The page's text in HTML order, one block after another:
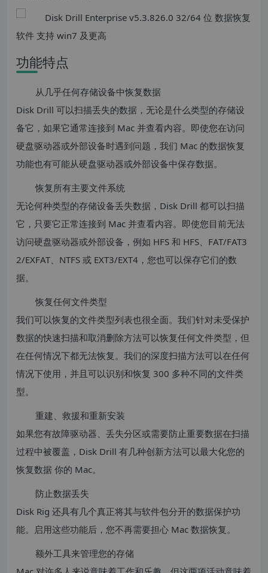
功能特点
从几乎任何存储设备中恢复数据
Disk Drill 可以扫描丢失的数据，无论是什么类型的存储设
备它，如果它通常连接到 Mac 并查看内容。即使您在访问
硬盘驱动器或外部设备时遇到问题，我们 Mac 的数据恢复
功能也有可能从硬盘驱动器或外部设备中保存数据。
恢复所有主要文件系统
无论何种类型的存储设备丢失数据，Disk Drill 都可以扫描
它，只要它正常连接到 Mac 并查看内容。即使您目前无法
访问硬盘驱动器或外部设备，例如 HFS 和 HFS、FAT/FAT3
2/EXFAT、NTFS 或 EXT3/EXT4，您也可以保存它们的数
据。
恢复任何文件类型
我们可以恢复的文件类型列表也很全面。我们针对未受保护
数据的快速扫描和取消删除方法可以恢复任何文件类型，但
在任​​何情况下都无法恢复。我们的深度扫描方法可以在任何
情况下使用，并且可以识别和恢复 300 多种不同的文件类
型。
重建、救援和重新安装
如果您有故障驱动器、丢失分区或需要防止重要数据在扫描
过程中被覆盖，Disk Drill 有几种创新方法可以最大化您的
恢复数据 你的 Mac。
防止数据丢失
Disk Rig 还具有几个真正将其与软件包分开的数据保护功
能。启用这些功能后，您不再需要担心 Mac 数据恢复。
额外工具来管理您的存储